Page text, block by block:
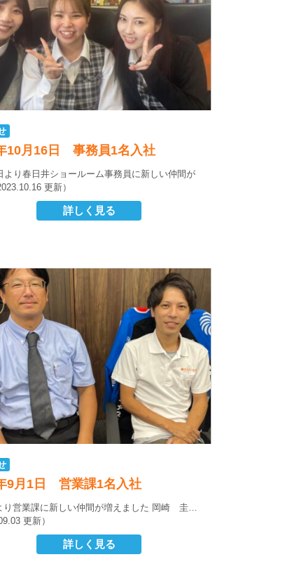
10月16日 事務員1名入社
より春日井ショールーム事務員に新しい仲間が
更新）
詳しく見る
9月1日 営業課1名入社
り営業課に新しい仲間が増えました 岡崎 圭…
更新）
詳しく見る